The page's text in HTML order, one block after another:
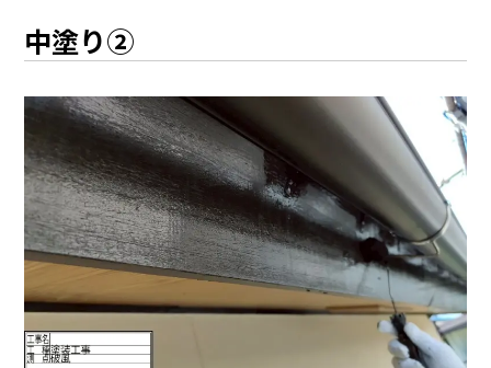
中塗り②